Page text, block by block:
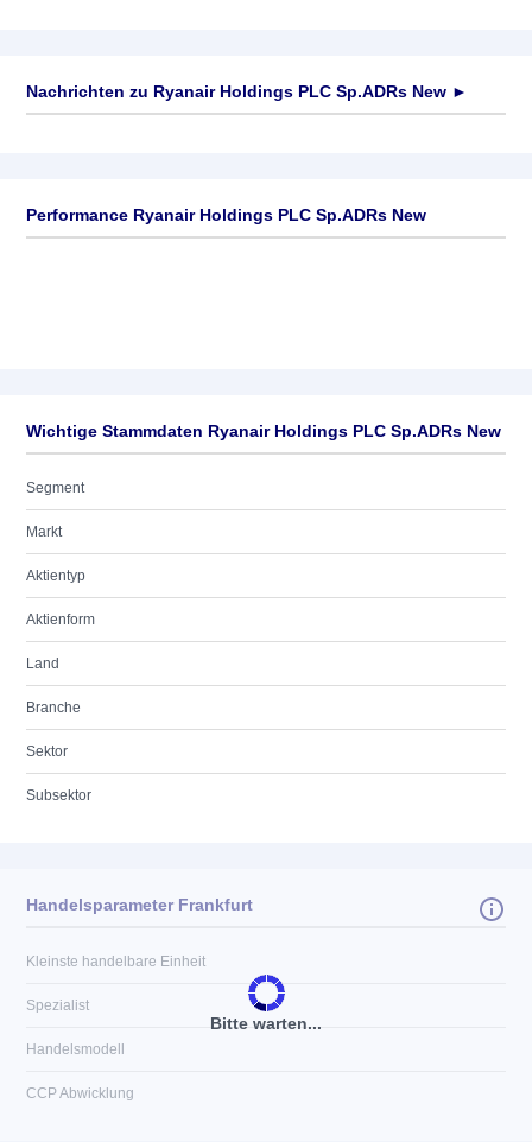
Nachrichten zu Ryanair Holdings PLC Sp.ADRs New ►
Performance Ryanair Holdings PLC Sp.ADRs New
Wichtige Stammdaten Ryanair Holdings PLC Sp.ADRs New
Segment
Markt
Aktientyp
Aktienform
Land
Branche
Sektor
Subsektor
Bitte warten...
Handelsparameter Frankfurt
Kleinste handelbare Einheit
Spezialist
Handelsmodell
CCP Abwicklung